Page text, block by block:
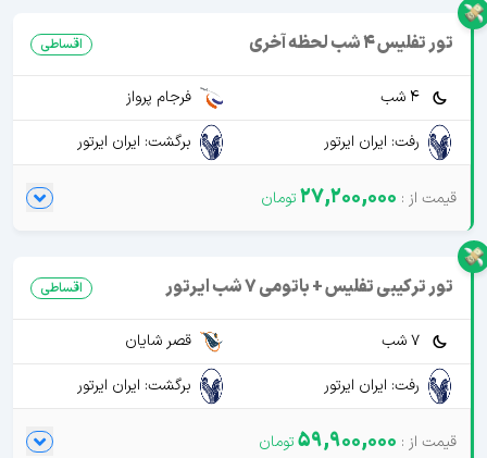
تور تفلیس 4 شب لحظه آخری اقساطی
4 شب
فرجام پرواز
رفت: ایران ایرتور
برگشت: ایران ایرتور
27,200,000
تور ترکیبی تفلیس + باتومی 7 شب ایرتور اقساطی
7 شب
قصر شایان
رفت: ایران ایرتور
برگشت: ایران ایرتور
59,900,000